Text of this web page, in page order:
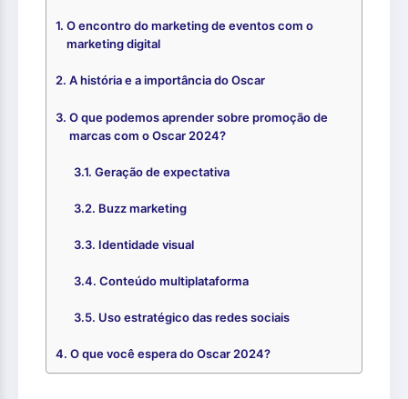
O encontro do marketing de eventos com o
marketing digital
A história e a importância do Oscar
O que podemos aprender sobre promoção de
marcas com o Oscar 2024?
Geração de expectativa
Buzz marketing
Identidade visual
Conteúdo multiplataforma
Uso estratégico das redes sociais
O que você espera do Oscar 2024?